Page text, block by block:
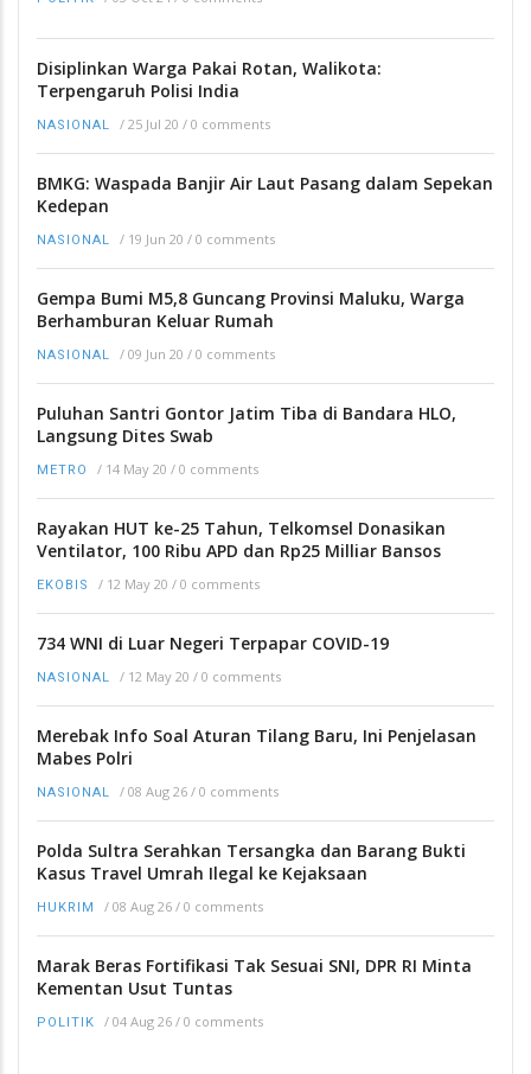
Disiplinkan Warga Pakai Rotan, Walikota:
Terpengaruh Polisi India
NASIONAL / 25 Jul 20 / 0 comments
BMKG: Waspada Banjir Air Laut Pasang dalam Sepekan
Kedepan
NASIONAL / 19 Jun 20 / 0 comments
Gempa Bumi M5,8 Guncang Provinsi Maluku, Warga
Berhamburan Keluar Rumah
NASIONAL / 09 Jun 20 / 0 comments
Puluhan Santri Gontor Jatim Tiba di Bandara HLO,
Langsung Dites Swab
METRO / 14 May 20 / 0 comments
Rayakan HUT ke-25 Tahun, Telkomsel Donasikan
Ventilator, 100 Ribu APD dan Rp25 Milliar Bansos
EKOBIS / 12 May 20 / 0 comments
734 WNI di Luar Negeri Terpapar COVID-19
NASIONAL / 12 May 20 / 0 comments
Merebak Info Soal Aturan Tilang Baru, Ini Penjelasan
Mabes Polri
NASIONAL / 08 Aug 26 / 0 comments
Polda Sultra Serahkan Tersangka dan Barang Bukti
Kasus Travel Umrah Ilegal ke Kejaksaan
HUKRIM / 08 Aug 26 / 0 comments
Marak Beras Fortifikasi Tak Sesuai SNI, DPR RI Minta
Kementan Usut Tuntas
POLITIK / 04 Aug 26 / 0 comments